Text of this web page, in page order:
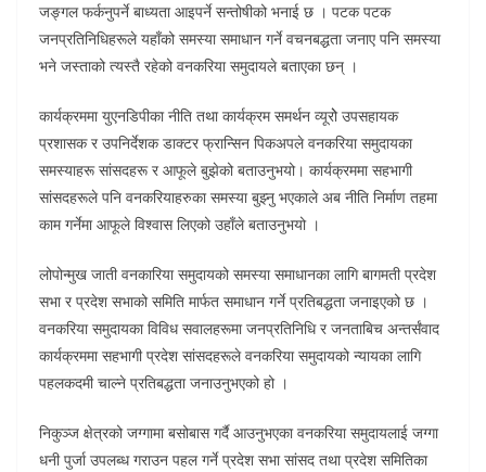
जङ्गल फर्कनुपर्ने बाध्यता आइपर्ने सन्तोषीको भनाई छ । पटक पटक
जनप्रतिनिधिहरूले यहाँको समस्या समाधान गर्ने वचनबद्धता जनाए पनि समस्या
भने जस्ताको त्यस्तै रहेको वनकरिया समुदायले बताएका छन् ।
कार्यक्रममा युएनडिपीका नीति तथा कार्यक्रम समर्थन व्यूरोे उपसहायक
प्रशासक र उपनिर्देशक डाक्टर फ्रान्सिन पिकअपले वनकरिया समुदायका
समस्याहरू सांसदहरू र आफूले बुझेको बताउनुभयो। कार्यक्रममा सहभागी
सांसदहरूले पनि वनकरियाहरुका समस्या बुझ्नु भएकाले अब नीति निर्माण तहमा
काम गर्नेमा आफूले विश्वास लिएको उहाँले बताउनुभयो ।
लोपोन्मुख जाती वनकारिया समुदायको समस्या समाधानका लागि बागमती प्रदेश
सभा र प्रदेश सभाको समिति मार्फत समाधान गर्ने प्रतिबद्धता जनाइएको छ ।
वनकरिया समुदायका विविध सवालहरूमा जनप्रतिनिधि र जनताबिच अन्तर्संवाद
कार्यक्रममा सहभागी प्रदेश सांसदहरूले वनकरिया समुदायको न्यायका लागि
पहलकदमी चाल्ने प्रतिबद्धता जनाउनुभएको हो ।
निकुञ्ज क्षेत्रको जग्गामा बसोबास गर्दै आउनुभएका वनकरिया समुदायलाई जग्गा
धनी पुर्जा उपलब्ध गराउन पहल गर्ने प्रदेश सभा सांसद तथा प्रदेश समितिका